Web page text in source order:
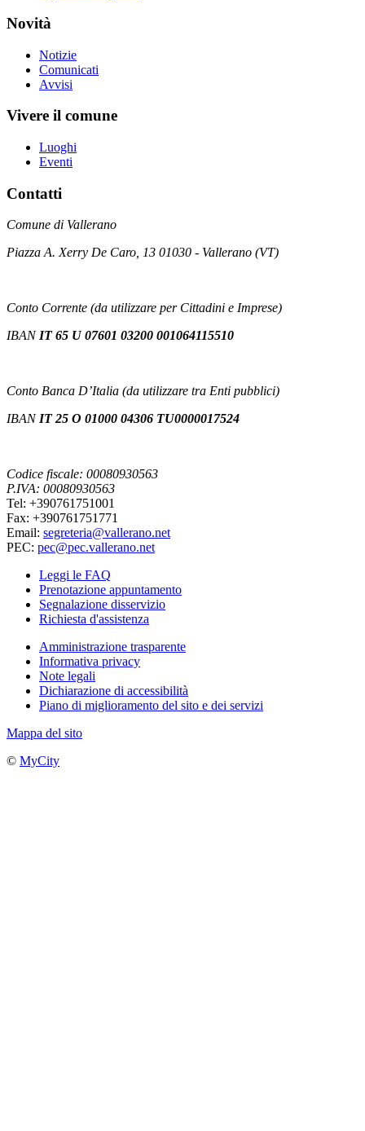
Novità
Notizie
Comunicati
Avvisi
Vivere il comune
Luoghi
Eventi
Contatti
Comune di Vallerano
Piazza A. Xerry De Caro, 13 01030 - Vallerano (VT)
Conto Corrente (da utilizzare per Cittadini e Imprese)
IBANIT 65 U 07601 03200 001064115510
Conto Banca D’Italia (da utilizzare tra Enti pubblici)
IBANIT 25 O 01000 04306 TU0000017524
Codice fiscale: 00080930563
P.IVA: 00080930563
Tel: +390761751001
Fax: +390761751771
Email: segreteria@vallerano.net
PEC: pec@pec.vallerano.net
Leggi le FAQ
Prenotazione appuntamento
Segnalazione disservizio
Richiesta d'assistenza
Amministrazione trasparente
Informativa privacy
Note legali
Dichiarazione di accessibilità
Piano di miglioramento del sito e dei servizi
Mappa del sito
© MyCity